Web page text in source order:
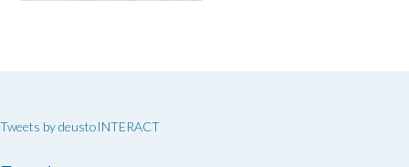
Tweets by deustoINTERACT